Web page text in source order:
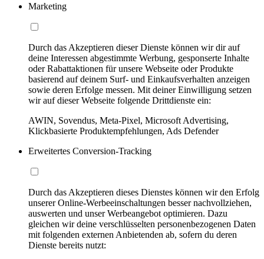
Marketing
Durch das Akzeptieren dieser Dienste können wir dir auf
deine Interessen abgestimmte Werbung, gesponserte Inhalte
oder Rabattaktionen für unsere Webseite oder Produkte
basierend auf deinem Surf- und Einkaufsverhalten anzeigen
sowie deren Erfolge messen. Mit deiner Einwilligung setzen
wir auf dieser Webseite folgende Drittdienste ein:
AWIN, Sovendus, Meta-Pixel, Microsoft Advertising,
Klickbasierte Produktempfehlungen, Ads Defender
Erweitertes Conversion-Tracking
Durch das Akzeptieren dieses Dienstes können wir den Erfolg
unserer Online-Werbeeinschaltungen besser nachvollziehen,
auswerten und unser Werbeangebot optimieren. Dazu
gleichen wir deine verschlüsselten personenbezogenen Daten
mit folgenden externen Anbietenden ab, sofern du deren
Dienste bereits nutzt: